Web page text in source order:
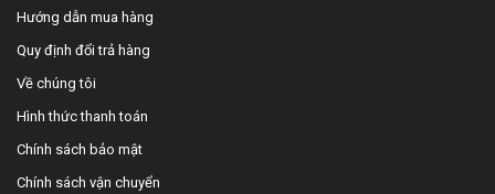
Hướng dẫn mua hàng
Quy định đổi trả hàng
Về chúng tôi
Hình thức thanh toán
Chính sách bảo mật
Chính sách vận chuyển